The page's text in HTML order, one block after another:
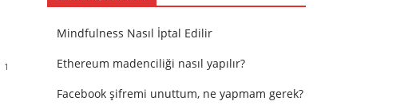
1
Mindfulness Nasıl İptal Edilir
Ethereum madenciliği nasıl yapılır?
Facebook şifremi unuttum, ne yapmam gerek?